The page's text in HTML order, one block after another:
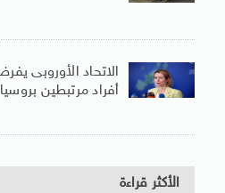
أفراد مرتبطين بروسيا
الأكثر قراءة